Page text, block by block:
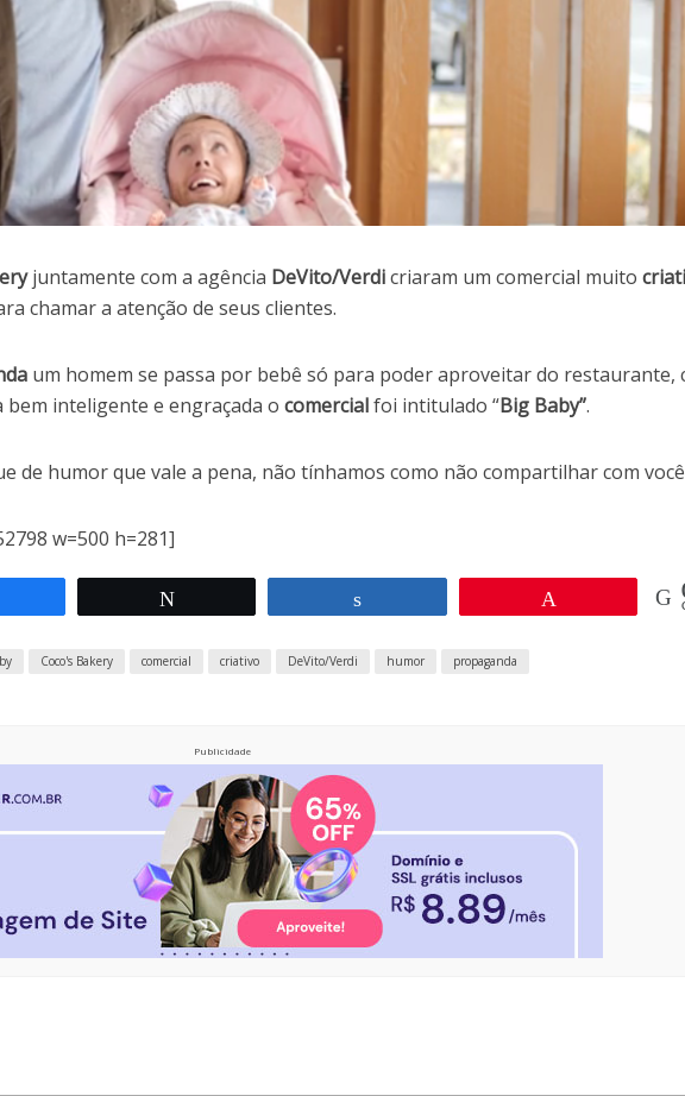
juntamente com a agência DeVito/Verdicriaram um comercial muito
chamar a atenção de seus clientes.
um homem se passa por bebê só para poder aproveitar do restaurante,
bem inteligente e engraçada ocomercialfoi intitulado “Big Baby”.
de humor que vale a pena, não tínhamos como não compartilhar com
w=500 h=281]
Coco's Bakery comercial criativo DeVito/Verdi humor propaganda
Publicidade